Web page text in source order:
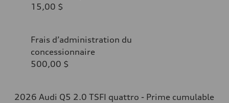
15,00 $
Frais d’administration du
concessionnaire
500,00 $
2026 Audi Q5 2.0 TSFI quattro - Prime cumulable